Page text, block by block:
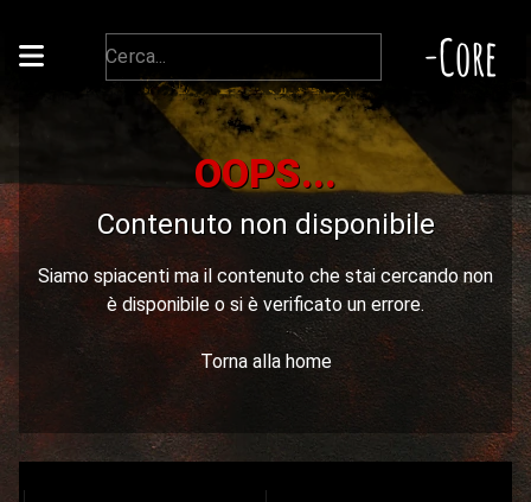
-Core
OOPS...
Contenuto non disponibile
Siamo spiacenti ma il contenuto che stai cercando non
è disponibile o si è verificato un errore.
Torna alla home